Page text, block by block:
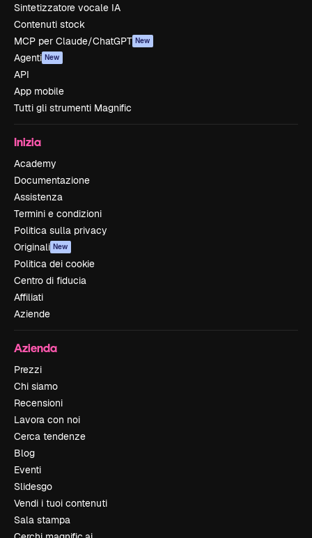
Sintetizzatore vocale IA
Contenuti stock
MCP per Claude/ChatGPT New
Agenti New
API
App mobile
Tutti gli strumenti Magnific
Inizia
Academy
Documentazione
Assistenza
Termini e condizioni
Politica sulla privacy
Originali New
Politica dei cookie
Centro di fiducia
Affiliati
Aziende
Azienda
Prezzi
Chi siamo
Recensioni
Lavora con noi
Cerca tendenze
Blog
Eventi
Slidesgo
Vendi i tuoi contenuti
Sala stampa